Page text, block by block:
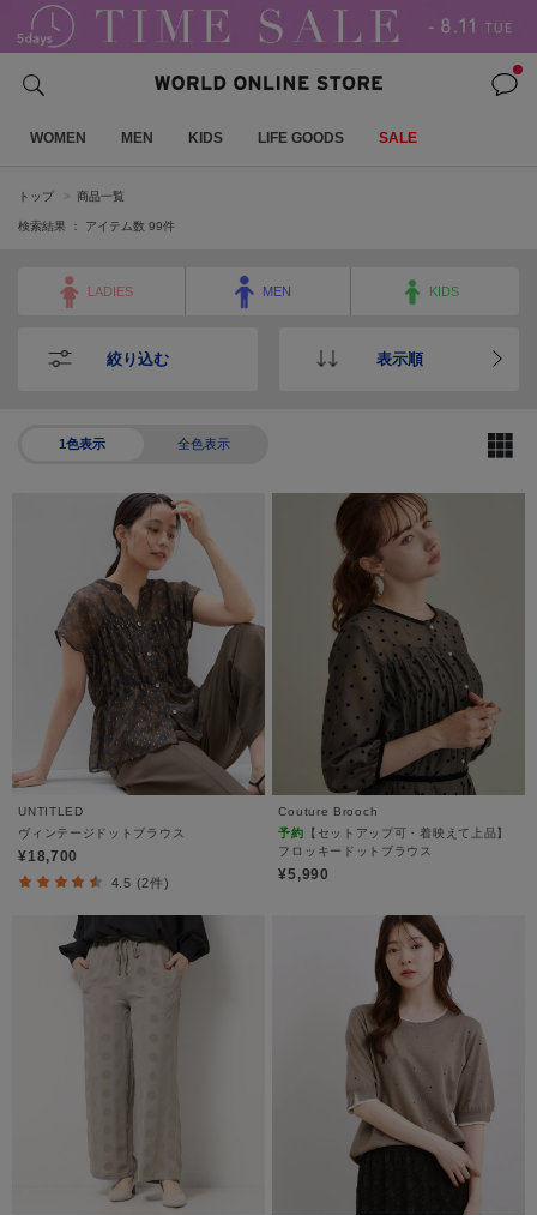
WOMEN MEN KIDS LIFE GOODS SALE
トップ 商品一覧
検索結果 ： アイテム数 99件
LADIES MEN KIDS
絞り込む 表示順
1色表示 全色表示
UNTITLED
ヴィンテージドットブラウス
¥18,700
4.5 (2件)
Couture Brooch
予約 【セットアップ可・着映えて上品】
フロッキードットブラウス
¥5,990